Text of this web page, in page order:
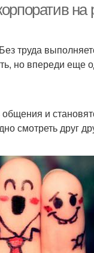
на
труда
но впереди еще
и
друг